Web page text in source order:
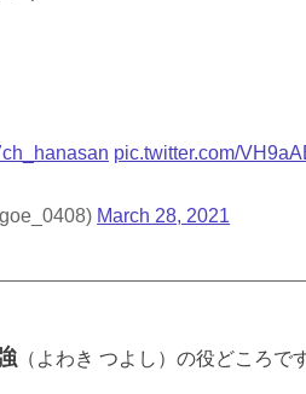
pic.twitter.com/
March 28, 2021
（よわき つよし）の役どころで